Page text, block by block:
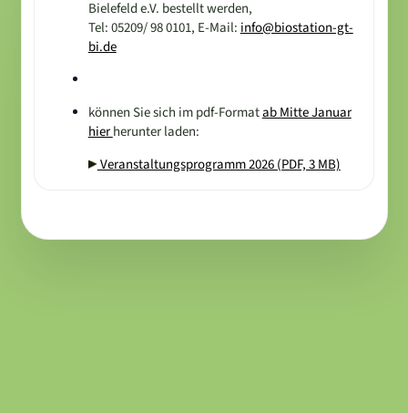
Bielefeld e.V. bestellt werden,
Tel: 05209/ 98 0101, E-Mail: info@biostation-gt-
bi.de
können Sie sich im pdf-Formatab Mitte Januar
hier herunter laden:
Veranstaltungsprogramm 2026 (PDF, 3 MB)